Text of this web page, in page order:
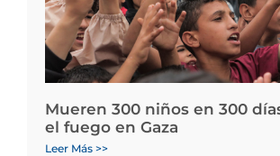
Mueren 300 niños en 300
el fuego en Gaza
Leer Más >>